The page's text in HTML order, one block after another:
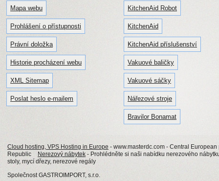
Mapa webu
Prohlášení o přístupnosti
Právní doložka
Historie procházení webu
XML Sitemap
Poslat heslo e-mailem
KitchenAid Robot
KitchenAid
KitchenAid příslušenství
Vakuové baličky
Vakuové sáčky
Nářezové stroje
Bravilor Bonamat
Cloud hosting, VPS Hosting in Europe - www.masterdc.com - Central
Republic
Nerezový nábytek - Prohlédněte si naši nabídku nerezového
stoly, mycí dřezy, nerezové regály
Společnost GASTROIMPORT, s.r.o.